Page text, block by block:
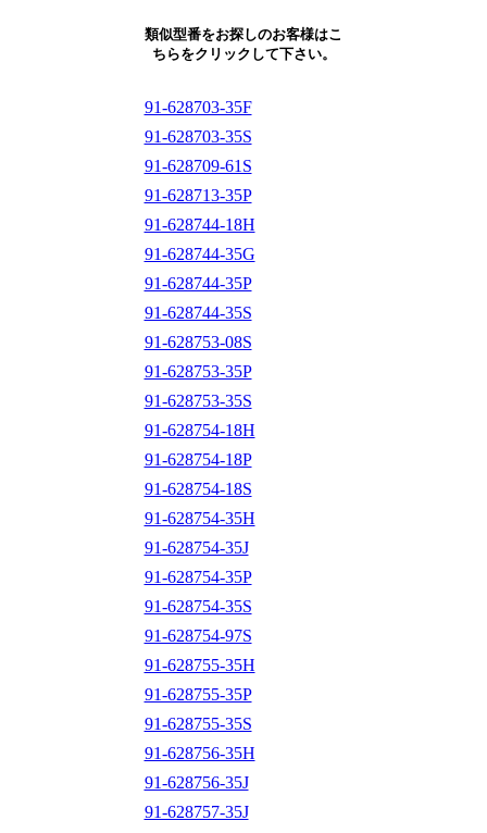
類似型番をお探しのお客様はこ
ちらをクリックして下さい。
91-628703-35F
91-628703-35S
91-628709-61S
91-628713-35P
91-628744-18H
91-628744-35G
91-628744-35P
91-628744-35S
91-628753-08S
91-628753-35P
91-628753-35S
91-628754-18H
91-628754-18P
91-628754-18S
91-628754-35H
91-628754-35J
91-628754-35P
91-628754-35S
91-628754-97S
91-628755-35H
91-628755-35P
91-628755-35S
91-628756-35H
91-628756-35J
91-628757-35J